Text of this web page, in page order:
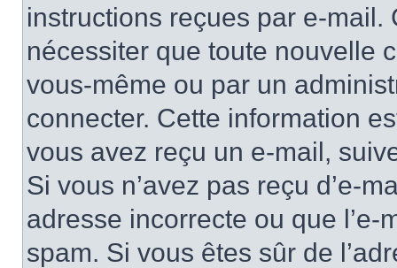
instructions reçues par e-
nécessiter que toute nouvelle
vous-même ou par un
connecter. Cette information
vous avez reçu un e-mail,
Si vous n’avez pas reçu d’e-
adresse incorrecte ou que
spam. Si vous êtes sûr de